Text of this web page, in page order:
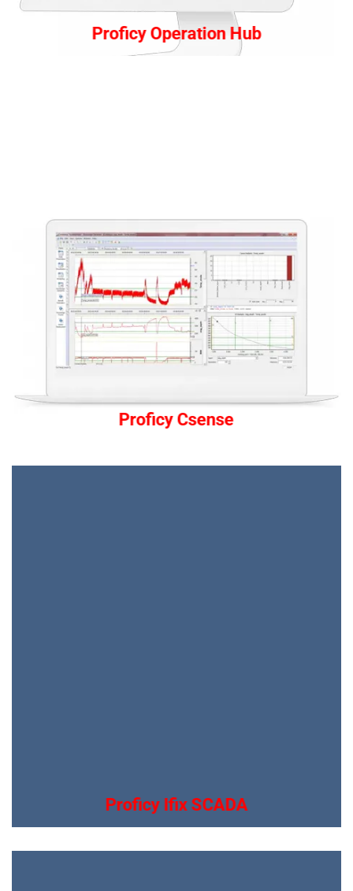
Proficy Operation Hub
Proficy Csense
Proficy Ifix SCADA